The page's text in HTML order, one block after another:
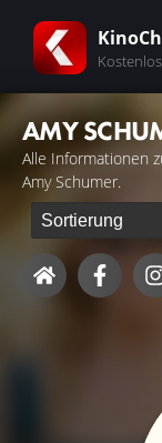
AMY
Alle Informationen
Amy Schumer.